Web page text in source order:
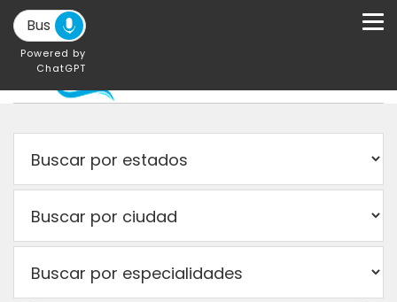
Powered by
ChatGPT